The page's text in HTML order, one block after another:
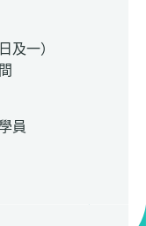
及一）
員